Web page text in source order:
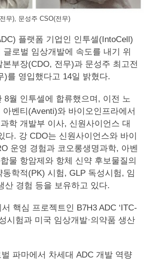
무), 문성주 CSO(전무)
플랫폼 기업인 인투셀(IntoCell)
글로벌 임상개발에 속도를 내기 위
부장(CDO, 전무)과 문성주 최고전
)를 영입했다고 14일 밝혔다.
8월 인투셀에 합류했으며, 이전 노
벤티(Aventi)와 바이오인프라에서
학 개발부 이사, 신원사이언스 대
다. 강 CDO는 신원사이언스와 바이
운영 경험과 코오롱생명과학, 아벤
물 항암제와 항체 신약 후보물질의
학적(PK) 시험, GLP 독성시험, 임
산 경험 등을 보유하고 있다.
핵심 프로젝트인 B7H3 ADC ‘ITC-
시험과 미국 임상개발·의약품 생산
파마에서 차세대 ADC 개발 역량